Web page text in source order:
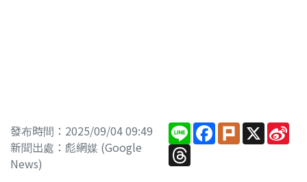
發布時間：2025/09/04 09:49
新聞出處：彪網媒 (Google
News)
Line Facebook
PlurkX
Threads